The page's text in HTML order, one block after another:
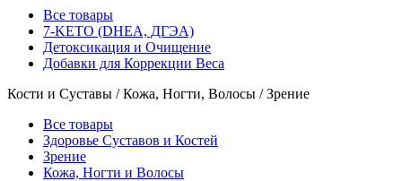
Все товары
7-KETO (DHEA, ДГЭА)
Детоксикация и Очищение
Добавки для Коррекции Веса
Кости и Суставы / Кожа, Ногти, Волосы / Зрение
Все товары
Здоровье Суставов и Костей
Зрение
Кожа, Ногти и Волосы